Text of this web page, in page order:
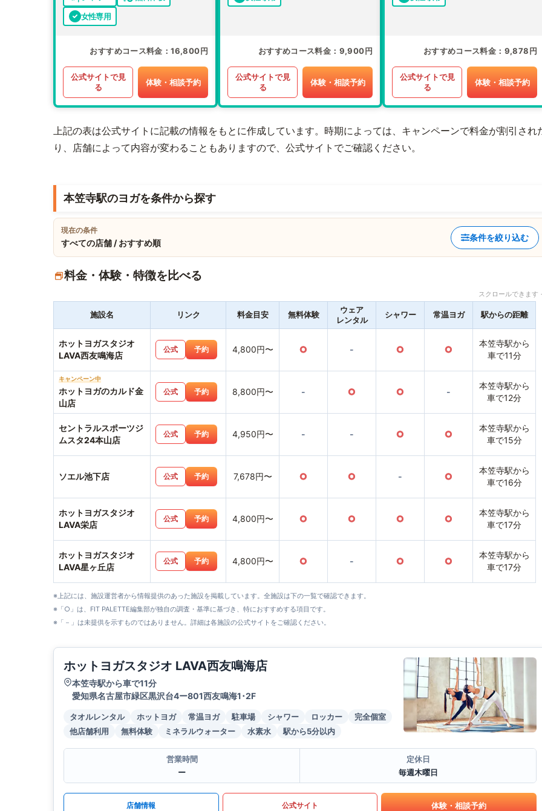
女性専用
おすすめコース料金 16,800円
公式サイトで見
る
体験・相談予約
おすすめコース料金 9,900円
公式サイトで見
る
体験・相談予約
おすすめコース料金 9,878円
公式サイトで見
る
体験・相談予約
上記の表は公式サイトに記載の情報をもとに作成しています。時期によっては、キャンペーンで料金が割引され
り、店舗によって内容が変わることもありますので、公式サイトでご確認ください。
本笠寺駅のヨガを条件から探す
現在の条件
すべての店舗 / おすすめ順
条件を絞り込む
料金・体験・特徴を比べる
スクロールできま
施設名 リンク 料金目安 無料体験
ウェア
レンタル
シャワー 常温ヨガ 駅からの距離
ホットヨガスタジオ
LAVA西友鳴海店
公式 予約 4,800円〜 ○ - ○ ○
本笠寺駅から
車で11分
キャンペーン中
ホットヨガのカルド金
山店
公式 予約 8,800円〜 - ○ ○ -
本笠寺駅から
車で12分
セントラルスポーツジ
ムスタ24本山店
公式 予約 4,950円〜 - - ○ ○
本笠寺駅から
車で15分
ソエル池下店 公式 予約 7,678円〜 ○ ○ - ○
本笠寺駅から
車で16分
ホットヨガスタジオ
LAVA栄店
公式 予約 4,800円〜 ○ ○ ○ ○
本笠寺駅から
車で17分
ホットヨガスタジオ
LAVA星ヶ丘店
公式 予約 4,800円〜 ○ - ○ ○
本笠寺駅から
車で17分
※上記には、施設運営者から情報提供のあった施設を掲載しています。全施設は下の一覧で確認できます。
※「○」は、FIT PALETTE編集部が独自の調査・基準に基づき、特におすすめする項目です。
※「－」は未提供を示すものではありません。詳細は各施設の公式サイトをご確認ください。
ホットヨガスタジオ LAVA西友鳴海店
本笠寺駅から車で11分
愛知県名古屋市緑区黒沢台4ー801西友鳴海1･2F
タオルレンタル ホットヨガ 常温ヨガ 駐車場 シャワー ロッカー
完全個室
他店舗利用
無料体験 ミネラルウォーター 水素水 駅から5分以内
営業時間
ー
定休日
毎週木曜日
店舗情報 公式サイト 体験・相談予約